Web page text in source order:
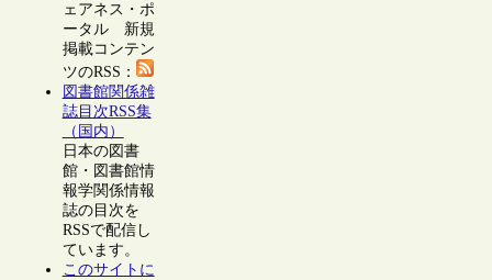
ェアネス・ポ
ータル 新規
掲載コンテン
ツのRSS：
図書館関係雑
誌目次RSS集
（国内）
日本の図書
館・図書館情
報学関係情報
誌の目次を
RSSで配信し
ています。
このサイトに